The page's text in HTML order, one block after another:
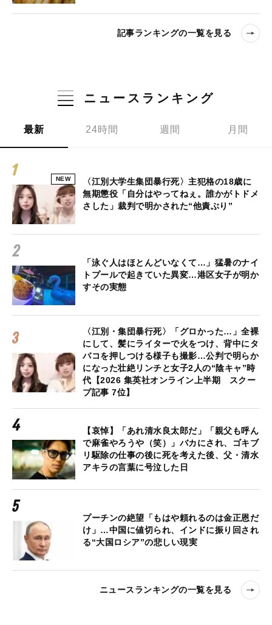
記事ランキングの一覧を見る
ニュースランキング
最新 24時間 週間 月間
NEW
〈江別大学生集団暴行死〉主犯格の18歳に
無期懲役「自分はやってねぇ。誰かがトドメ
さした」裁判で明かされた“他責ぶり”
「泳ぐ人はほとんどいなくて…」猛暑のナイ
トプールで起きていた異変…港区女子が明か
すその実態
〈江別・集団暴行死〉「グロかった…」全裸
にして、髪にライターで火をつけ、背中にタ
バコを押しつける様子も撮影…公判で明らか
になった壮絶リンチと女子2人の“陰キャ”時
代【2026 集英社オンライン上半期 スクー
プ記事 7位】
【哀悼】「あれ清水良太郎だ」「親父も呼ん
で麻雀やろうや（笑）」バカにされ、ゴキブ
リ駆除の仕事の後に死を考えた後、父・清水
アキラの言葉に号泣した日
プーチンの絶望「もはや頼れるのは金正恩だ
け」…中国に値切られ、インドに振り回され
る“大国ロシア”の悲しい現実
ニュースランキングの一覧を見る